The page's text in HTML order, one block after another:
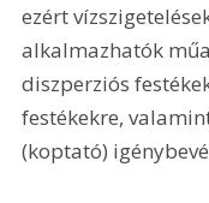
ezért
alkalmazhatók
diszperziós
festékekre,
(koptató)